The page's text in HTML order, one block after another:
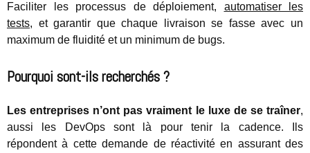
Faciliter les processus de déploiement, automatiser les
tests, et garantir que chaque livraison se fasse avec un
maximum de fluidité et un minimum de bugs.
Pourquoi sont-ils recherchés ?
Les entreprises n’ont pas vraiment le luxe de se traîner,
aussi les DevOps sont là pour tenir la cadence. Ils
répondent à cette demande de réactivité en assurant des